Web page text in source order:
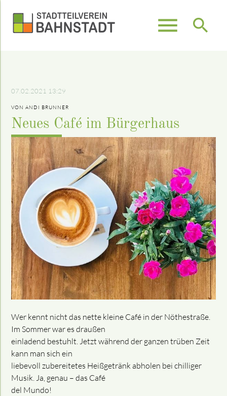
menu search
07.02.2021 13:29
VON ANDI BRUNNER
Neues Café im Bürgerhaus
Wer kennt nicht das nette kleine Café in der Nöthestraße.
Im Sommer war es draußen
einladend bestuhlt. Jetzt während der ganzen trüben Zeit
kann man sich ein
liebevoll zubereitetes Heißgetränk abholen bei chilliger
Musik. Ja, genau – das Café
del Mundo!